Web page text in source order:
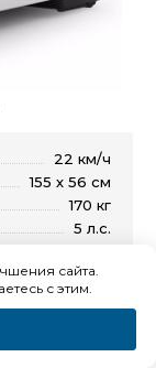
22 км/ч
155 х 56 см
170 кг
5 л.с.
нет
есть
сайта.
с этим.